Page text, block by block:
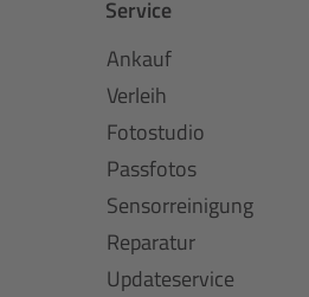
Service
Ankauf
Verleih
Fotostudio
Passfotos
Sensorreinigung
Reparatur
Updateservice